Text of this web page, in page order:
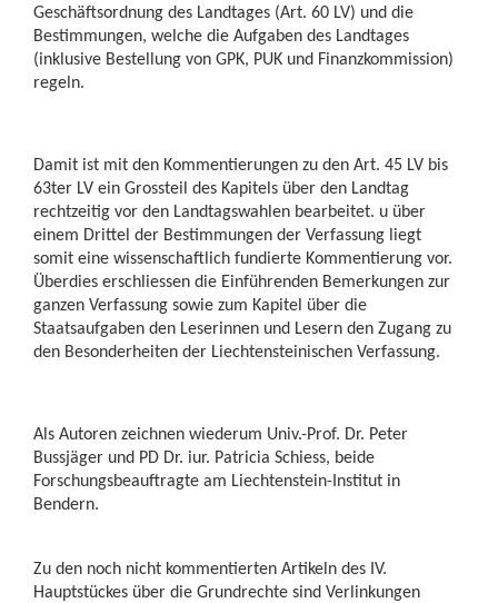
Geschäftsordnung des Landtages (Art. 60 LV) und die
Bestimmungen, welche die Aufgaben des Landtages
(inklusive Bestellung von GPK, PUK und Finanzkommission)
regeln.
Damit ist mit den Kommentierungen zu den Art. 45 LV bis
63ter LV ein Grossteil des Kapitels über den Landtag
rechtzeitig vor den Landtagswahlen bearbeitet. u über
einem Drittel der Bestimmungen der Verfassung liegt
somit eine wissenschaftlich fundierte Kommentierung vor.
Überdies erschliessen die Einführenden Bemerkungen zur
ganzen Verfassung sowie zum Kapitel über die
Staatsaufgaben den Leserinnen und Lesern den Zugang zu
den Besonderheiten der Liechtensteinischen Verfassung.
Als Autoren zeichnen wiederum Univ.-Prof. Dr. Peter
Bussjäger und PD Dr. iur. Patricia Schiess, beide
Forschungsbeauftragte am Liechtenstein-Institut in
Bendern.
Zu den noch nicht kommentierten Artikeln des IV.
Hauptstückes über die Grundrechte sind Verlinkungen